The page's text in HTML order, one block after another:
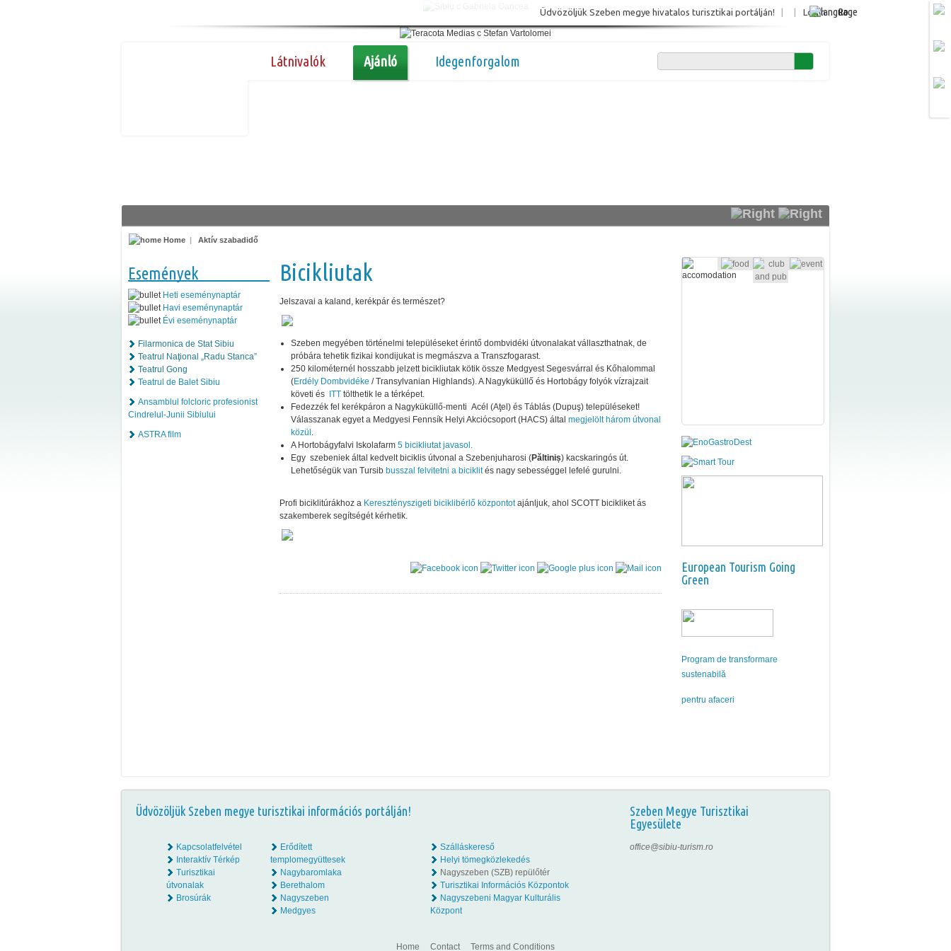
Login Ro
Üdvözöljük Szeben megye hivatalos turisztikai portálján!
Látnivalók Ajánló Idegenforgalom
Home | Aktív szabadidő
Események
Heti eseménynaptár
Havi eseménynaptár
Évi eseménynaptár
Filarmonica de Stat Sibiu
Teatrul Naţional „Radu Stanca”
Teatrul Gong
Teatrul de Balet Sibiu
Ansamblul folcloric profesionist
Cindrelul-Junii Sibiului
ASTRA film
Bicikliutak
Jelszavai a kaland, kerékpár és természet?
Szeben megyében történelmi településeket érintő dombvidéki útvonalakat vállaszthatnak, de
próbára tehetik fizikai kondijukat is megmászva a Transzfogarast.
250 kilométernél hosszabb jelzett bicikliutak kötik össze Medgyest Segesvárral és Kőhalommal
(Erdély Dombvidéke / Transylvanian Highlands). A Nagyküküllő és Hortobágy folyók vízrajzait
követi és
ITT tölthetik le a térképet.
Fedezzék fel kerékpáron a Nagyküküllő-menti Acél (Aţel) és Táblás (Dupuş) településeket!
Válasszanak egyet a Medgyesi Fennsík Helyi Akciócsoport (HACS) által megjelölt három útvonal
közül .
A Hortobágyfalvi Iskolafarm 5 bicikliutat javasol.
Egy szebeniek által kedvelt biciklis útvonal a Szebenjuharosi (Păltiniș) kacskaringós út.
Lehetőségük van Tursib busszal felvitetni a biciklités nagy sebességgel lefelé gurulni.
Profi biciklitúrákhoz a Keresztényszigeti biciklibérlő központotajánljuk, ahol SCOTT bicikliket ás
szakemberek segítségét kérhetik.
European Tourism Going
Green
Program de transformare
sustenabilă
pentru afaceri
Üdvözöljük Szeben megye turisztikai információs portálján!
Szeben Megye Turisztikai
Egyesülete
Kapcsolatfelvétel
Interaktív Térkép
Turisztikai
útvonalak
Brosúrák
Erődített
templomegyüttesek
Nagybaromlaka
Berethalom
Nagyszeben
Medgyes
Szálláskereső
Helyi tömegközlekedés
Nagyszeben (SZB) repülőtér
Turisztikai Információs Központok
Nagyszebeni Magyar Kulturális
Központ
office@sibiu-turism.ro
Home Contact Terms and Conditions